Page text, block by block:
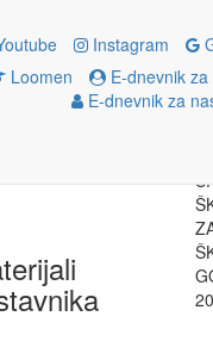
Instagram
Loomen
E-dnevnik
E-dnevnik za
projekti